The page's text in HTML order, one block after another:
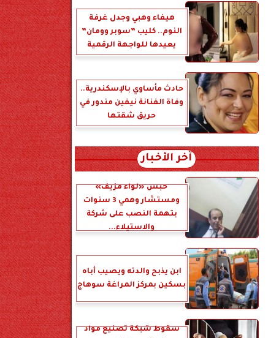
هيفاء وهبي وجدل غرفة
النوم.. كليب ”سوبر وومان”
يعيدها للواجهة الرقمية
حادث مأساوي بالإسكندرية..
وفاة الفنانة نيفين مندور في
حريق شقتها
آخر الأخبار
حبس «لواء مزيف»
ومستشار وهمي 3 سنوات
بتهمة النصب على شركة
والاستيلاء...
ابن يذبح والدته ويصيب أباه
بسكين بمركز المراغة سوهاج
سقوط شبكة تصنيع مواد